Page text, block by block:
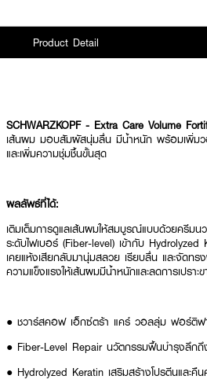
Product Detail
SCHWARZKOPF - Extra Care Volume
เส้นผม มอบสัมผัสนุ่มลื่น มีน้ำหนัก พร้อมเพิ่มว
และเพิ่มความชุ่มชื้นขั้นสุด
ผลลัพธ์ที่ได้:
เติมเต็มการดูแลเส้นผมให้สมบูรณ์แบบด้วยครีม
ระดับไฟเบอร์ (Fiber-level) เข้ากับ
เคยแห้งเสียกลับมานุ่มสลวย เรียบลื่น และจัดทร
ความแข็งแรงให้เส้นผมมีน้ำหนักและลดการเปร
● ชวาร์สคอฟ เอ็กซ์ตร้า แคร์ วอลลุ่ม ฟอร์ติ
● Fiber-Level Repair นวัตกรรมฟื้นบำรุงลึก
● Hydrolyzed Keratin เสริมสร้างโปรตีนและ